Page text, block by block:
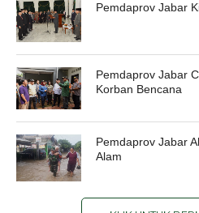
Pemdaprov Jabar
Pemdaprov Jabar
Korban Bencana
Pemdaprov Jabar
Alam